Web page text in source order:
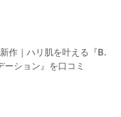
作｜ハリ肌を叶える『B.
ーション』を口コミ